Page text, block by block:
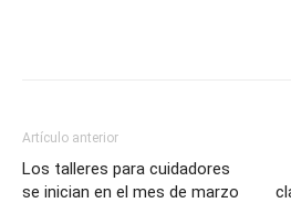
Artículo anterior
Los talleres para cuidadores
se inician en el mes de marzo